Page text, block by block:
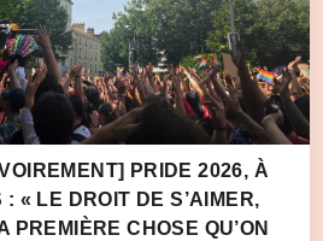
PRIDE 2026, À
: « LE DROIT DE S’AIMER,
PREMIÈRE CHOSE QU’ON